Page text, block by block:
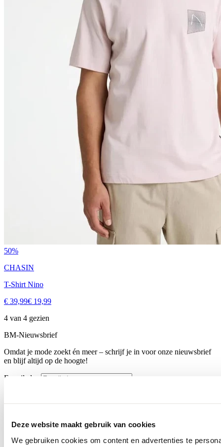
Deze website maakt gebruik van cookies
We gebruiken cookies om content en advertenties te
50%
CHASIN
T-Shirt Nino
€ 39,99€ 19,99
4 van 4 gezien
BM-Nieuwsbrief
Omdat je mode zoekt én meer – schrijf je in voor onze nieuwsbrief
en blijf altijd op de hoogte!
E-mailadres